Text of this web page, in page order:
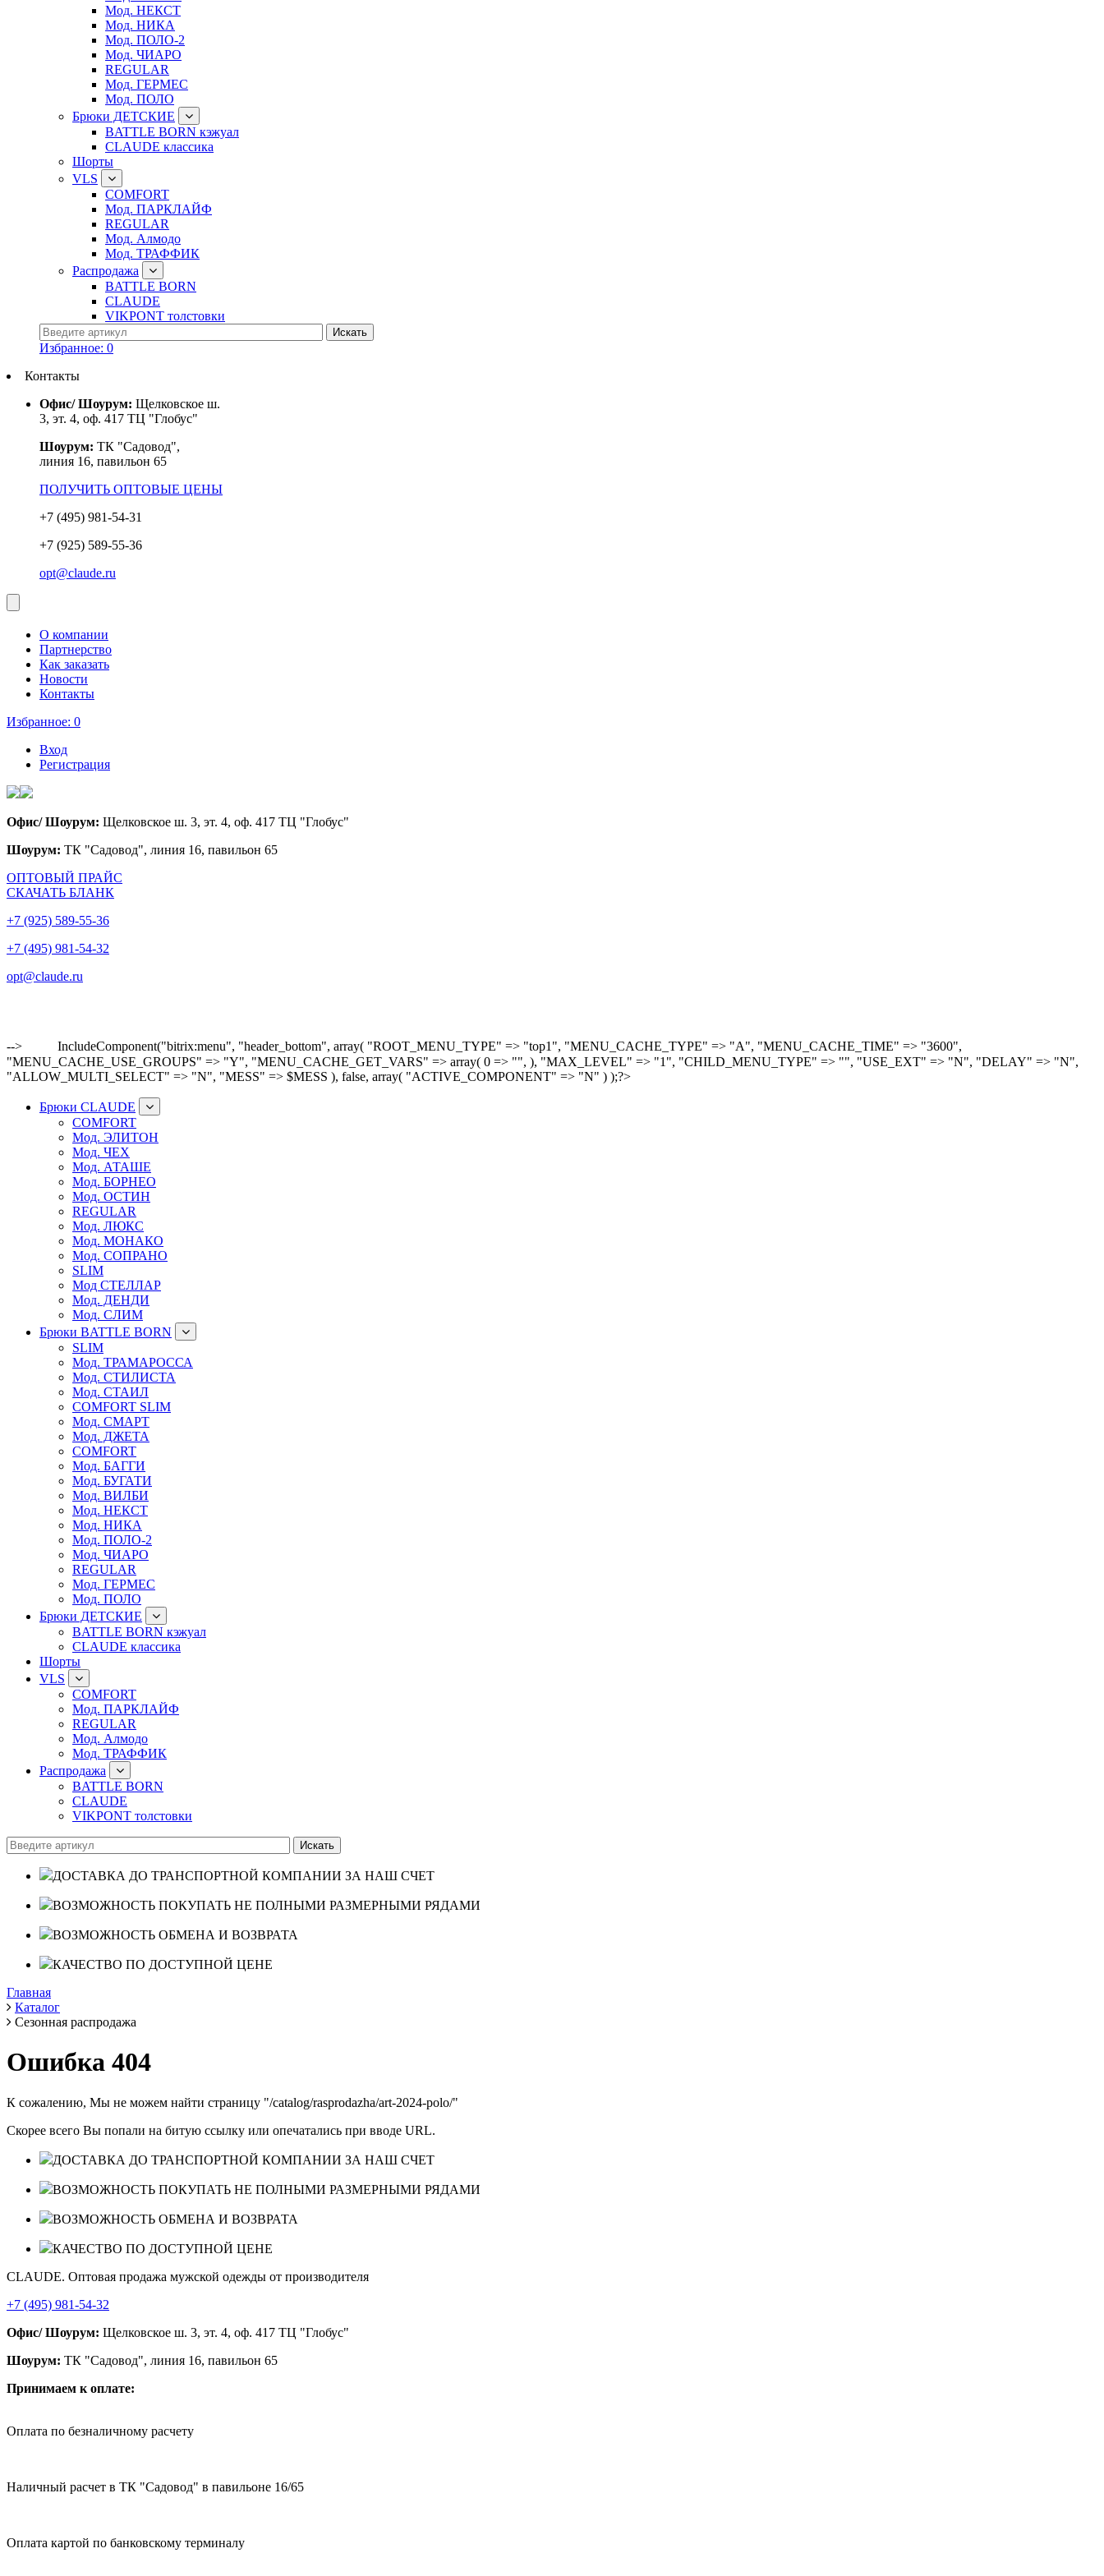
Мод. НЕКСТ
Мод. НИКА
Мод. ПОЛО-2
Мод. ЧИАРО
REGULAR
Мод. ГЕРМЕС
Мод. ПОЛО
Брюки ДЕТСКИЕ
BATTLE BORN кэжуал
CLAUDE классика
Шорты
VLS
COMFORT
Мод. ПАРКЛАЙФ
REGULAR
Мод. Алмодо
Мод. ТРАФФИК
Распродажа
BATTLE BORN
CLAUDE
VIKPONT толстовки
Избранное: 0
Контакты
Офис/ Шоурум: Щелковское ш.
3, эт. 4, оф. 417 ТЦ "Глобус"
Шоурум: ТК "Садовод",
линия 16, павильон 65
ПОЛУЧИТЬ ОПТОВЫЕ ЦЕНЫ
+7 (495) 981-54-31
+7 (925) 589-55-36
opt@claude.ru
О компании
Партнерство
Как заказать
Новости
Контакты
Избранное: 0
Вход
Регистрация
Офис/ Шоурум: Щелковское ш. 3, эт. 4, оф. 417 ТЦ "Глобус"
Шоурум: ТК "Садовод", линия 16, павильон 65
ОПТОВЫЙ ПРАЙС
СКАЧАТЬ БЛАНК
+7 (925) 589-55-36
+7 (495) 981-54-32
opt@claude.ru
-->
IncludeComponent("bitrix:menu", "header_bottom", array( "ROOT_MENU_TYPE" => "top1", "MENU_CACHE_TYPE" => "A", "MENU_CACHE_TIME" => "3600",
"MENU_CACHE_USE_GROUPS" => "Y", "MENU_CACHE_GET_VARS" => array( 0 => "", ), "MAX_LEVEL" => "1", "CHILD_MENU_TYPE" => "", "USE_EXT" => "N", "DELAY" => "N",
"ALLOW_MULTI_SELECT" => "N", "MESS" => $MESS ), false, array( "ACTIVE_COMPONENT" => "N" ) );?>
Брюки CLAUDE
COMFORT
Мод. ЭЛИТОН
Мод. ЧЕХ
Мод. АТАШЕ
Мод. БОРНЕО
Мод. ОСТИН
REGULAR
Мод. ЛЮКС
Мод. МОНАКО
Мод. СОПРАНО
SLIM
Мод СТЕЛЛАР
Мод. ДЕНДИ
Мод. СЛИМ
Брюки BATTLE BORN
SLIM
Мод. ТРАМАРОССА
Мод. СТИЛИСТА
Мод. СТАИЛ
COMFORT SLIM
Мод. СМАРТ
Мод. ДЖЕТА
COMFORT
Мод. БАГГИ
Мод. БУГАТИ
Мод. ВИЛБИ
Мод. НЕКСТ
Мод. НИКА
Мод. ПОЛО-2
Мод. ЧИАРО
REGULAR
Мод. ГЕРМЕС
Мод. ПОЛО
Брюки ДЕТСКИЕ
BATTLE BORN кэжуал
CLAUDE классика
Шорты
VLS
COMFORT
Мод. ПАРКЛАЙФ
REGULAR
Мод. Алмодо
Мод. ТРАФФИК
Распродажа
BATTLE BORN
CLAUDE
VIKPONT толстовки
ДОСТАВКА ДО ТРАНСПОРТНОЙ КОМПАНИИ ЗА НАШ СЧЕТ
ВОЗМОЖНОСТЬ ПОКУПАТЬ НЕ ПОЛНЫМИ РАЗМЕРНЫМИ РЯДАМИ
ВОЗМОЖНОСТЬ ОБМЕНА И ВОЗВРАТА
КАЧЕСТВО ПО ДОСТУПНОЙ ЦЕНЕ
Главная
Каталог
Сезонная распродажа
Ошибка 404
К сожалению, Мы не можем найти страницу "/catalog/rasprodazha/art-2024-polo/"
Скорее всего Вы попали на битую ссылку или опечатались при вводе URL.
ДОСТАВКА ДО ТРАНСПОРТНОЙ КОМПАНИИ ЗА НАШ СЧЕТ
ВОЗМОЖНОСТЬ ПОКУПАТЬ НЕ ПОЛНЫМИ РАЗМЕРНЫМИ РЯДАМИ
ВОЗМОЖНОСТЬ ОБМЕНА И ВОЗВРАТА
КАЧЕСТВО ПО ДОСТУПНОЙ ЦЕНЕ
CLAUDE. Оптовая продажа мужской одежды от производителя
+7 (495) 981-54-32
Офис/ Шоурум: Щелковское ш. 3, эт. 4, оф. 417 ТЦ "Глобус"
Шоурум: ТК "Садовод", линия 16, павильон 65
Принимаем к оплате:
Оплата по безналичному расчету
Наличный расчет в ТК "Садовод" в павильоне 16/65
Оплата картой по банковскому терминалу